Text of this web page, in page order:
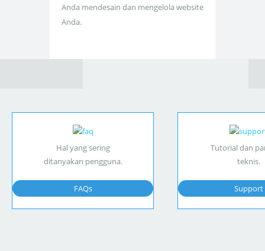
Anda mendesain dan mengelola website
Anda.
Hal yang sering
ditanyakan pengguna.
FAQs
Tutorial dan
teknis.
Support